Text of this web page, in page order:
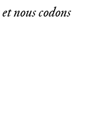
nous codons